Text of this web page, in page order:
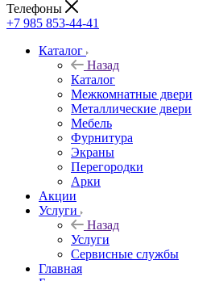
Телефоны
+7 985 853-44-41
Каталог
Назад
Каталог
Межкомнатные двери
Металлические двери
Мебель
Фурнитура
Экраны
Перегородки
Арки
Акции
Услуги
Назад
Услуги
Сервисные службы
Главная